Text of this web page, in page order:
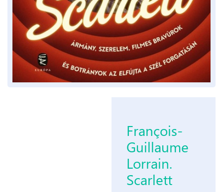
François-
Guillaume
Lorrain.
Scarlett